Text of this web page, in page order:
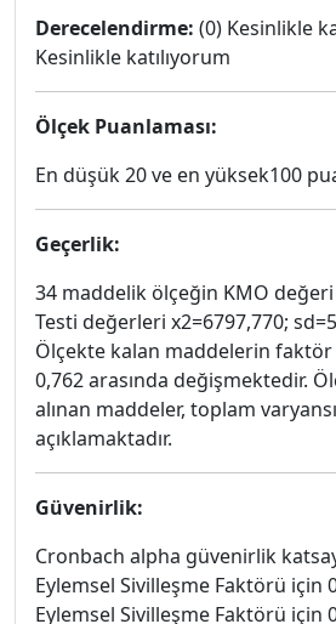
Derecelendirme: (0) Kesinlikle
Kesinlikle katılıyorum
Ölçek Puanlaması:
En düşük 20 ve en yüksek100
Geçerlik:
34 maddelik ölçeğin KMO
Testi değerleri x2=6797,770;
Ölçekte kalan maddelerin faktör
0,762 arasında değişmektedir.
alınan maddeler, toplam
açıklamaktadır.
Güvenirlik:
Cronbach alpha güvenirlik
Eylemsel Sivilleşme Faktörü için
Eylemsel Sivilleşme Faktörü için